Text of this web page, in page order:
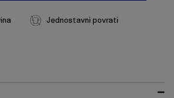
Jednostavni povrati